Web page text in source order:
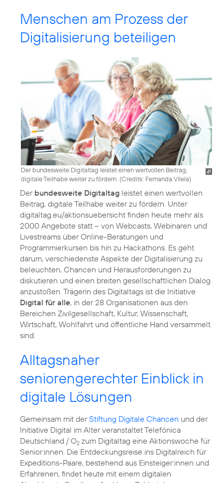
Menschen am Prozess der
Digitalisierung beteiligen
Der bundesweite Digitaltag leistet einen wertvollen Beitrag,
digitale Teilhabe weiter zu fördern. (Credits: Fernanda Vilela)
Der bundesweite Digitaltag leistet einen wertvollen
Beitrag, digitale Teilhabe weiter zu fördern. Unter
digitaltag.eu/aktionsuebersicht finden heute mehr als
2000 Angebote statt – von Webcasts, Webinaren und
Livestreams über Online-Beratungen und
Programmierkursen bis hin zu Hackathons. Es geht
darum, verschiedenste Aspekte der Digitalisierung zu
beleuchten, Chancen und Herausforderungen zu
diskutieren und einen breiten gesellschaftlichen Dialog
anzustoßen. Trägerin des Digitaltags ist die Initiative
Digital für alle, in der 28 Organisationen aus den
Bereichen Zivilgesellschaft, Kultur, Wissenschaft,
Wirtschaft, Wohlfahrt und öffentliche Hand versammelt
Alltagsnaher
seniorengerechter Einblick in
digitale Lösungen
Gemeinsam mit derStiftung Digitale Chancen und der
Initiative Digital im Alter veranstaltet Telefónica
Deutschland / O2 zum Digitaltag eine Aktionswoche für
Senior:innen . Die Entdeckungsreise ins Digitalreich für
Expeditions-Paare, bestehend aus Einsteiger:innen und
Erfahrenen, findet heute mit einem digitalen